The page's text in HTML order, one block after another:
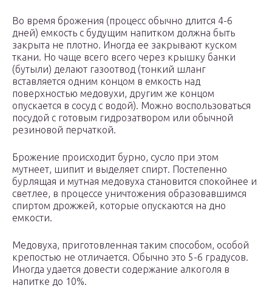
Во время брожения (процесс обычно длится 4-6
дней) емкость с будущим напитком должна быть
закрыта не плотно. Иногда ее закрывают куском
ткани. Но чаще всего всего через крышку банки
(бутыли) делают газоотвод (тонкий шланг
вставляется одним концом в емкость над
поверхностью медовухи, другим же концом
опускается в сосуд с водой). Можно воспользоваться
посудой с готовым гидрозатвором или обычной
резиновой перчаткой.
Брожение происходит бурно, сусло при этом
мутнеет, шипит и выделяет спирт. Постепенно
бурлящая и мутная медовуха становится спокойнее и
светлее, в процессе уничтожения образовавшимся
спиртом дрожжей, которые опускаются на дно
емкости.
Медовуха, приготовленная таким способом, особой
крепостью не отличается. Обычно это 5-6 градусов.
Иногда удается довести содержание алкоголя в
напитке до 10%.